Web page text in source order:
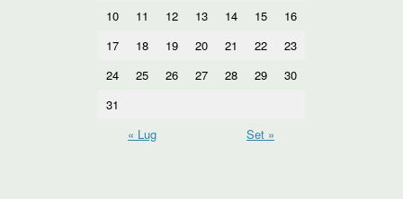
10 11 12 13 14 15
16
17
18 19 20 21 22
23
24
25 26 27 28 29
30
31
« Lug
Set »